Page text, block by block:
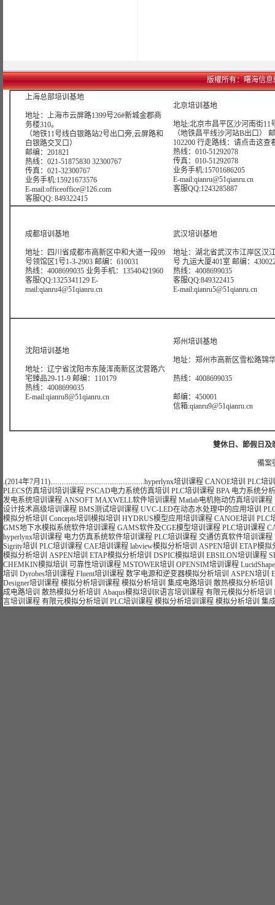
版權所有：曙海信息
上海总部培训基地
地址：上海市云屏路1399号26#新城金郡商
务楼310。
（地铁11号线白银路站2号出口旁,云屏路和
白银路交叉口）
邮编：201821
热线：021-51875830 32300767
传真：021-32300767
业务手机:15921673576
E-mail:officeoffice@126.com
客服QQ: 849322415
北京培训基地
地址:北京市昌平区沙河南街11
（地铁昌平线沙河站B出口）
102200 行走路线： 请点击这查
热线：010-51292078
传真：010-51292078
业务手机:15701686205
E-mail:qianru@51qianru.cn
客服QQ:1243285887
成都培训基地
地址：四川省成都市高新区中和大道一段99
号领馆区1号1-3-2903 邮编：610031
热线：4008699035 业务手机：13540421960
客服QQ:1325341129 E-
mail:qianru4@51qianru.cn
武汉培训基地
地址：湖北省武汉市江岸区汉
号 九运大厦401室 邮编：
热线：4008699035
客服QQ:849322415
E-mail:qianru5@51qianru.cn
沈阳培训基地
地址：辽宁省沈阳市东陵浑南新区沈营路六
宅臻品29-11-9 邮编：110179
热线：4008699035
E-mail:qianru8@51qianru.cn
郑州培训基地
地址：郑州市高新区雪松路锦
热线：4008699035
邮编：450001
信箱:qianru9@51qianru.cn
雙休日、節假日及
備案
.(2014年7月11)...................................................hyperlynx培训课程 CANOE培训 PLC培
PLECS仿真培训培训课程 PSCAD电力系统仿真培训 PLC培训课程 BPA 电力系统分
发电系统培训课程 ANSOFT MAXWELL软件培训课程 Matlab电机拖动仿真培训课程
设计技术高级培训课程 BMS测试培训课程 UVC-LED在动态水处理中的应用培训
模拟分析培训 Concepts培训模拟培训 HYDRUS模型应用培训课程 CANOE培训 PLC
GMS地下水模拟系统软件培训课程 GAMS软件及CGE模型培训课程 PLC培训课程
hyperlynx培训课程 电力仿真系统软件培训课程 PLC培训课程 交通仿真软件培训课程
Sigrity培训 PLC培训课程 CAE培训课程 labview模拟分析培训 ASPEN培训 ETAP模拟
模拟分析培训 ASPEN培训 ETAP模拟分析培训 DSPIC模拟培训 EBSILON培训课程
CHEMKIN模拟培训 可靠性培训课程 MSTOWER培训 OPENSIM培训课程
培训 Dyrobes培训课程 Fluent培训课程 数字电源和逆变器模拟分析培训 ASPEN培训
Designer培训课程 模拟分析培训课程 模拟分析培训 集成电路培训 散热模拟分析培训
成电路培训 散热模拟分析培训 Abaqus模拟培训 R语言培训课程 有限元模拟分析培训
言培训课程 有限元模拟分析培训 PLC培训课程 模拟分析培训课程 模拟分析培训 集